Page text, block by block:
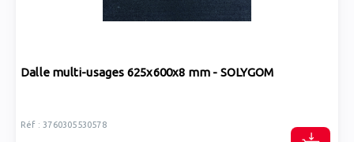
Dalle multi-usages 625x600x8 mm - SOLYGOM
Réf : 3760305530578